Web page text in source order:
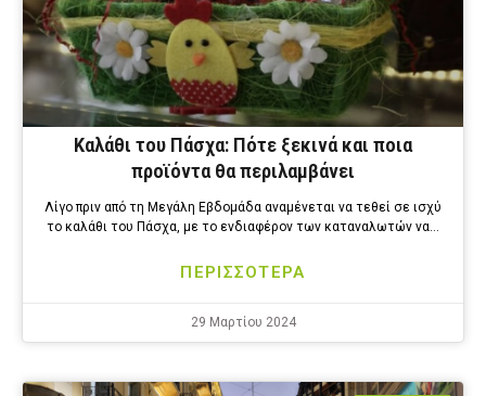
Καλάθι του Πάσχα: Πότε ξεκινά και ποια
προϊόντα θα περιλαμβάνει
Λίγο πριν από τη Μεγάλη Εβδομάδα αναμένεται να τεθεί σε ισχύ
το καλάθι του Πάσχα, με το ενδιαφέρον των καταναλωτών να…
ΠΕΡΙΣΣΟΤΕΡΑ
29 Μαρτίου 2024